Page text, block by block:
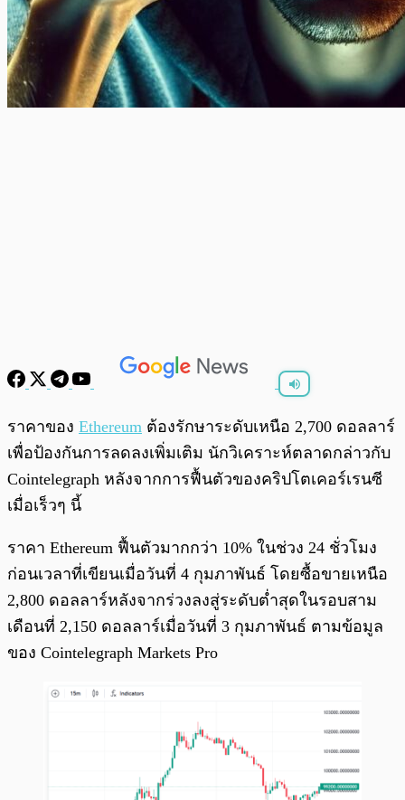
ราคาของ Ethereum ต้องรักษาระดับเหนือ 2,700 ดอลลาร์
เพื่อป้องกันการลดลงเพิ่มเติม นักวิเคราะห์ตลาดกล่าวกับ
Cointelegraph หลังจากการฟื้นตัวของคริปโตเคอร์เรนซี
เมื่อเร็วๆ นี้
ราคา Ethereum ฟื้นตัวมากกว่า 10% ในช่วง 24 ชั่วโมง
ก่อนเวลาที่เขียนเมื่อวันที่ 4 กุมภาพันธ์ โดยซื้อขายเหนือ
2,800 ดอลลาร์หลังจากร่วงลงสู่ระดับต่ำสุดในรอบสาม
เดือนที่ 2,150 ดอลลาร์เมื่อวันที่ 3 กุมภาพันธ์ ตามข้อมูล
ของ Cointelegraph Markets Pro